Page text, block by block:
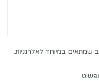
שמתאים במיוחד לאלרגניות.